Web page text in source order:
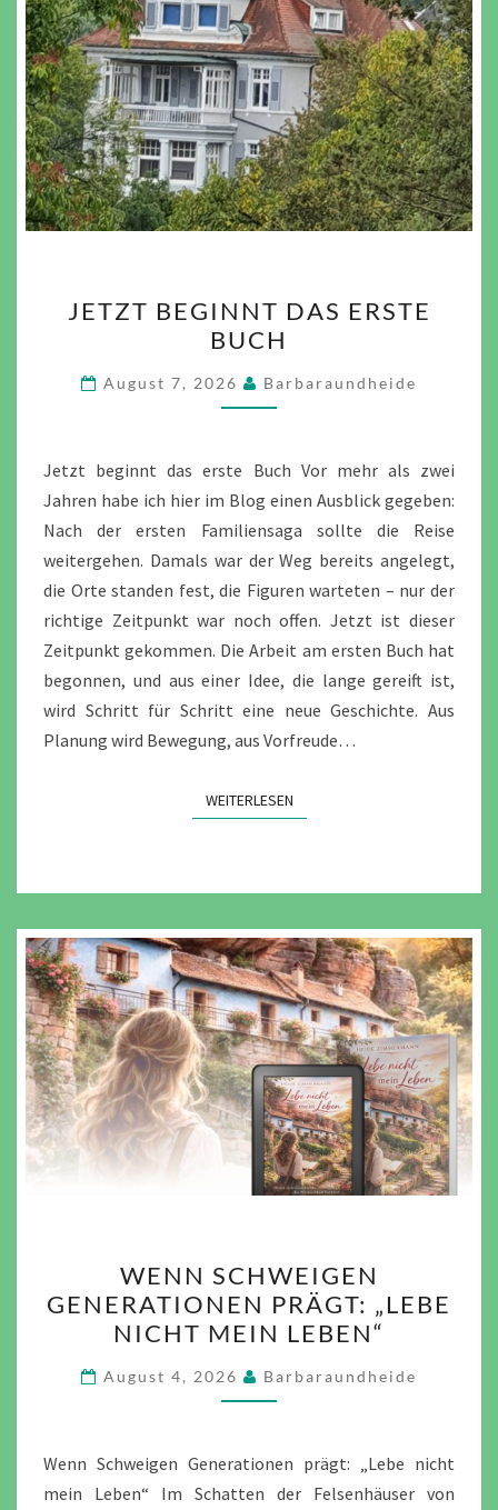
BEGINNT
DAS
ERSTE
BUCH
JETZT BEGINNT DAS ERSTE
BUCH
August 7, 2026 Barbaraundheide
Jetzt beginnt das erste Buch Vor mehr als zwei
Jahren habe ich hier im Blog einen Ausblick gegeben:
Nach der ersten Familiensaga sollte die Reise
weitergehen. Damals war der Weg bereits angelegt,
die Orte standen fest, die Figuren warteten – nur der
richtige Zeitpunkt war noch offen. Jetzt ist dieser
Zeitpunkt gekommen. Die Arbeit am ersten Buch hat
begonnen, und aus einer Idee, die lange gereift ist,
wird Schritt für Schritt eine neue Geschichte. Aus
Planung wird Bewegung, aus Vorfreude…
WEITERLESENWEITERLESEN
SCHWEIGEN
GENERATIONEN
PRÄGT:
„LEBE
NICHT
LEBEN“
WENN SCHWEIGEN
GENERATIONEN PRÄGT: „LEBE
NICHT MEIN LEBEN“
August 4, 2026 Barbaraundheide
Wenn Schweigen Generationen prägt: „Lebe nicht
mein Leben“ Im Schatten der Felsenhäuser von